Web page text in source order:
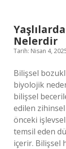
Nelerdir
Tarih: Nisan 4,
Bilişsel
biyolojik
bilişsel
edilen
önceki
temsil eden
içerir. Bilişsel